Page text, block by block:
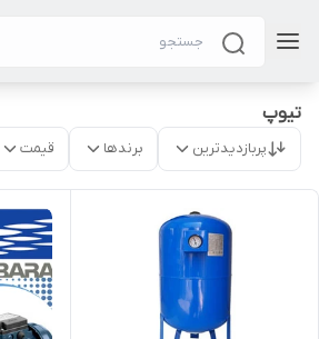
تیوپ
پربازدیدترین برندها قیمت